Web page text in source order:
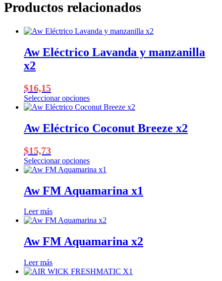
Productos relacionados
Aw Eléctrico Lavanda y manzanilla
x2
$16,15
Seleccionar opciones
Este
tiene
múltiples
Las
opciones
se
elegir
en
página
de
Aw Eléctrico Coconut Breeze x2
$15,73
Seleccionar opciones
Este
tiene
múltiples
Las
opciones
pueden
elegir
en
la
página
Aw FM Aquamarina x1
Leer más
Aw FM Aquamarina x2
Leer más